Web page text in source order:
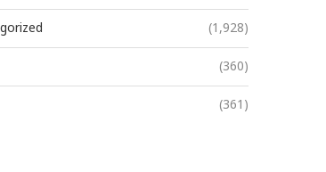
(1,928)
(360)
(361)